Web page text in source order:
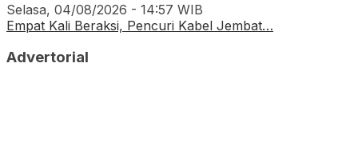
Selasa, 04/08/2026 - 14:57 WIB
Empat Kali Beraksi, Pencuri Kabel Jembat…
Advertorial